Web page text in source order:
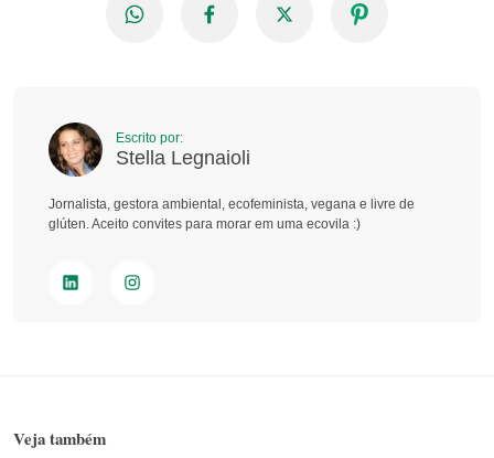
Escrito por:
Stella Legnaioli
Jornalista, gestora ambiental, ecofeminista, vegana e livre de
glúten. Aceito convites para morar em uma ecovila :)
Veja também